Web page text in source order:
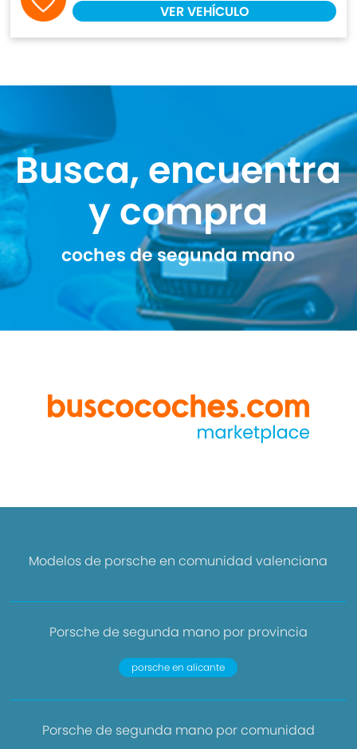
VER VEHÍCULO
Busca, encuentra
y compra
coches de segunda mano
Modelos de porsche en comunidad valenciana
Porsche de segunda mano por provincia
porsche en alicante
Porsche de segunda mano por comunidad